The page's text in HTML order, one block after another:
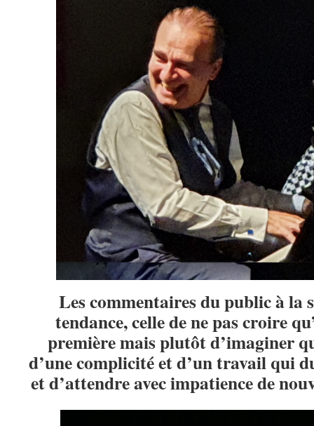
Les commentaires du public à la
tendance, celle de ne pas croire
première mais plutôt d’imaginer
d’une complicité et d’un travail qui
et d’attendre avec impatience de